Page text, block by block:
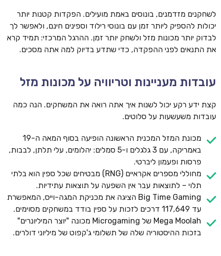
לשחקנים מזדמנים, בונוסים באמת מועילים. הפקדות קטנות יותר
יכולות להספיק ליותר זמן עם בונוסי רילוד וספינים חינם, ולאפשר לך
לבדוק יותר מכונות מזל ולשחק יותר זמן. ההרגל המרכזי: תמיד קרא
את התנאים לפני ההפקדה, כדי שתדע בדיוק למה אתה מסכים.
עובדות מעניינות וטריוויה על מכונות מזל
קצת ידע רקע יכול לשנות איך אתה רואה את המשחקים. הנה כמה
עובדות משעשעות על סלוטים.
מכונת המזל המכנית הראשונה הופיעה בסוף המאה ה-19
באמריקה, עם 3 גלגלים ו-5 סמלים: יהלומים, עלי תלתן, לבבות,
פרסות ופעמון ליברטי.
מחוללי מספרים אקראיים (RNG) מבטיחים שכל ספין הוא בלתי
תלוי – לתוצאות עבר אין השפעה על תוצאות עתידיות.
Big Time Gaming הציגה את מכניקת המגה-וייס, המאפשרת
עד 117,649 דרכים לזכות על ספין בודד במשחקים מסוימים.
Mega Moolah של Microgaming מכונה "יוצר המיליונרים"
בזכות ההיסטוריה שלה של תשלומי ג'קפוט של מיליוני דולרים.